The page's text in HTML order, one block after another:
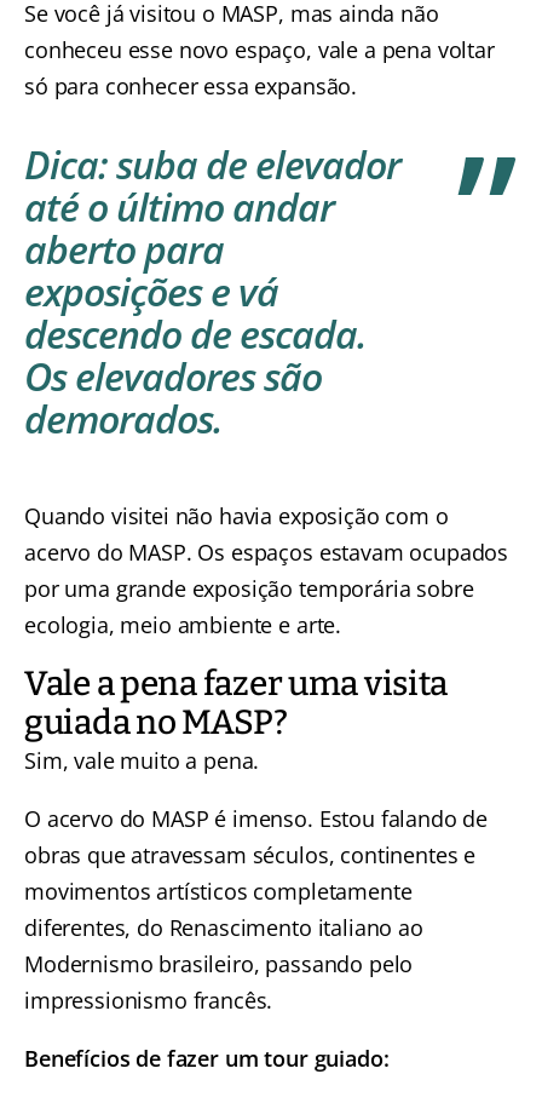
Se você já visitou o MASP, mas ainda não
conheceu esse novo espaço, vale a pena voltar
só para conhecer essa expansão.
Dica: suba de elevador
até o último andar
aberto para
exposições e vá
descendo de escada.
Os elevadores são
demorados.
Quando visitei não havia exposição com o
acervo do MASP. Os espaços estavam ocupados
por uma grande exposição temporária sobre
ecologia, meio ambiente e arte.
Vale a pena fazer uma visita
guiada no MASP?
Sim, vale muito a pena.
O acervo do MASP é imenso. Estou falando de
obras que atravessam séculos, continentes e
movimentos artísticos completamente
diferentes, do Renascimento italiano ao
Modernismo brasileiro, passando pelo
impressionismo francês.
Benefícios de fazer um tour guiado: